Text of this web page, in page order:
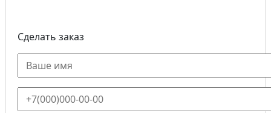
Сделать заказ